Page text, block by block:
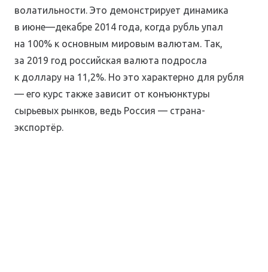
волатильности. Это демонстрирует динамика
в июне—декабре 2014 года, когда рубль упал
на 100% к основным мировым валютам. Так,
за 2019 год российская валюта подросла
к доллару на 11,2%. Но это характерно для рубля
— его курс также зависит от конъюнктуры
сырьевых рынков, ведь Россия — страна-
экспортёр.